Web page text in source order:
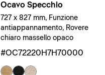
Ocavo Specchio
727 x 827 mm, Funzione
antiappannamento, Rovere
chiaro massello opaco
#OC72220H7H70000